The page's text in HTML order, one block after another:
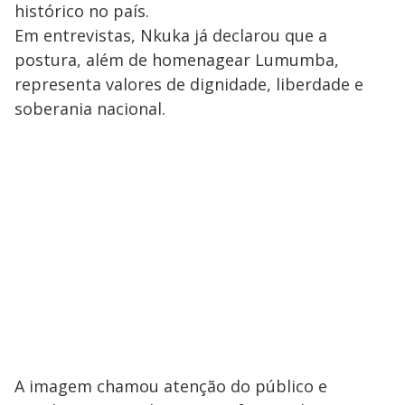
histórico no país.
Em entrevistas, Nkuka já declarou que a
postura, além de homenagear Lumumba,
representa valores de dignidade, liberdade e
soberania nacional.
A imagem chamou atenção do público e